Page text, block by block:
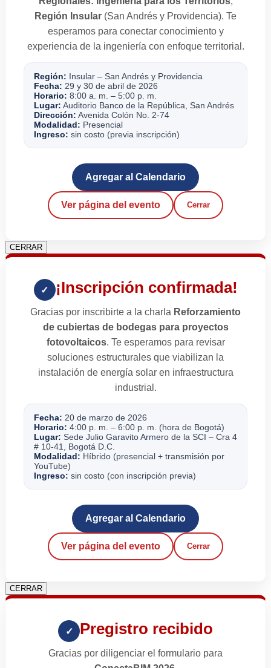
Región Insular (San Andrés y Providencia). Te
esperamos para conectar conocimiento y
experiencia de la ingeniería con enfoque territorial.
Región: Insular – San Andrés y Providencia
Fecha: 29 y 30 de abril de 2026
Horario: 8:00 a. m. – 5:00 p. m.
Lugar: Auditorio Banco de la República, San Andrés
Dirección: Avenida Colón No. 2-74
Modalidad: Presencial
Ingreso: sin costo (previa inscripción)
Agregar al Calendario
Ver página del evento Cerrar
CERRAR
✓ ¡Inscripción confirmada!
Gracias por inscribirte a la charla Reforzamiento
de cubiertas de bodegas para proyectos
fotovoltaicos. Te esperamos para revisar
soluciones estructurales que viabilizan la
instalación de energía solar en infraestructura
industrial.
Fecha: 20 de marzo de 2026
Horario: 4:00 p. m. – 6:00 p. m. (hora de Bogotá)
Lugar: Sede Julio Garavito Armero de la SCI – Cra 4
# 10-41, Bogotá D.C.
Modalidad: Híbrido (presencial + transmisión por
YouTube)
Ingreso: sin costo (con inscripción previa)
Agregar al Calendario
Ver página del evento Cerrar
CERRAR
✓ Pregistro recibido
Gracias por diligenciar el formulario para